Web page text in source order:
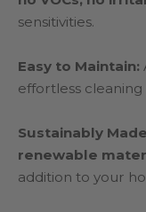
sensitivities.
Easy to Maintain:
effortless cleaning
Sustainably
renewable
addition to your